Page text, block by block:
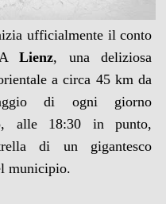
ufficialmente il conto
ALienz, una deliziosa
a circa 45 km da
di ogni giorno
alle 18:30 in punto,
di un gigantesco
municipio.